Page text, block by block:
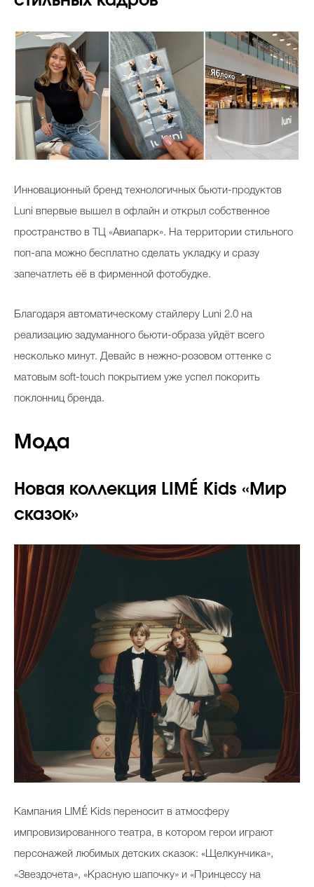
Инновационный бренд технологичных бьюти-продуктов
Luni впервые вышел в офлайн и открыл собственное
пространство в ТЦ «Авиапарк». На территории стильного
поп-апа можно бесплатно сделать укладку и сразу
запечатлеть её в фирменной фотобудке.
Благодаря автоматическому стайлеру Luni 2.0 на
реализацию задуманного бьюти-образа уйдёт всего
несколько минут. Девайс в нежно-розовом оттенке с
матовым soft-touch покрытием уже успел покорить
поклонниц бренда.
Мода
Новая коллекция LIMÉ Kids «Мир
сказок»
Кампания LIMÉ Kids переносит в атмосферу
импровизированного театра, в котором герои играют
персонажей любимых детских сказок: «Щелкунчика»,
«Звездочета», «Красную шапочку» и «Принцессу на